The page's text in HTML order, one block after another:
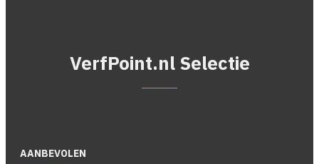
VerfPoint.nl Selectie
AANBEVOLEN